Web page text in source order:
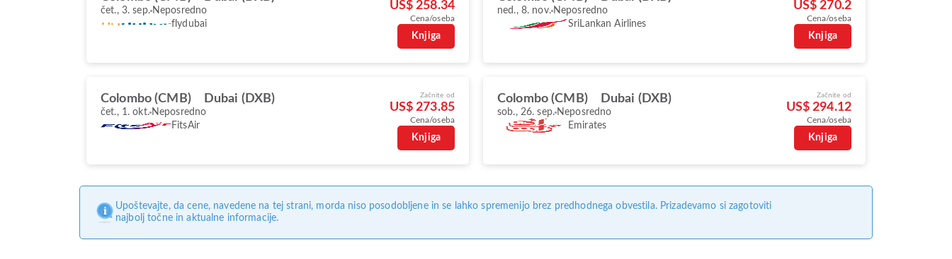
čet., 3. sep. Neposredno
flydubai
US$ 258.34
Cena/oseba
Knjiga
ned., 8. nov. Neposredno
SriLankan Airlines
US$ 270.2
Cena/oseba
Knjiga
Colombo (CMB) Dubai (DXB)
čet., 1. okt. Neposredno
FitsAir
Začnite od
US$ 273.85
Cena/oseba
Knjiga
Colombo (CMB) Dubai (DXB)
sob., 26. sep. Neposredno
Emirates
Začnite od
US$ 294.12
Cena/oseba
Knjiga
Upoštevajte, da cene, navedene na tej strani, morda niso posodobljene in se lahko spremenijo brez predhodnega obvestila. Prizadevamo si zagotoviti
najbolj točne in aktualne informacije.